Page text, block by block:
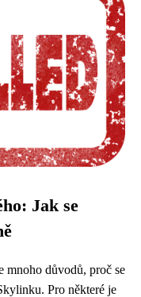
Jak se
důvodů, proč se
Pro některé je